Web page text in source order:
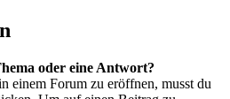
oder eine Antwort?
einem Forum zu eröffnen, musst du